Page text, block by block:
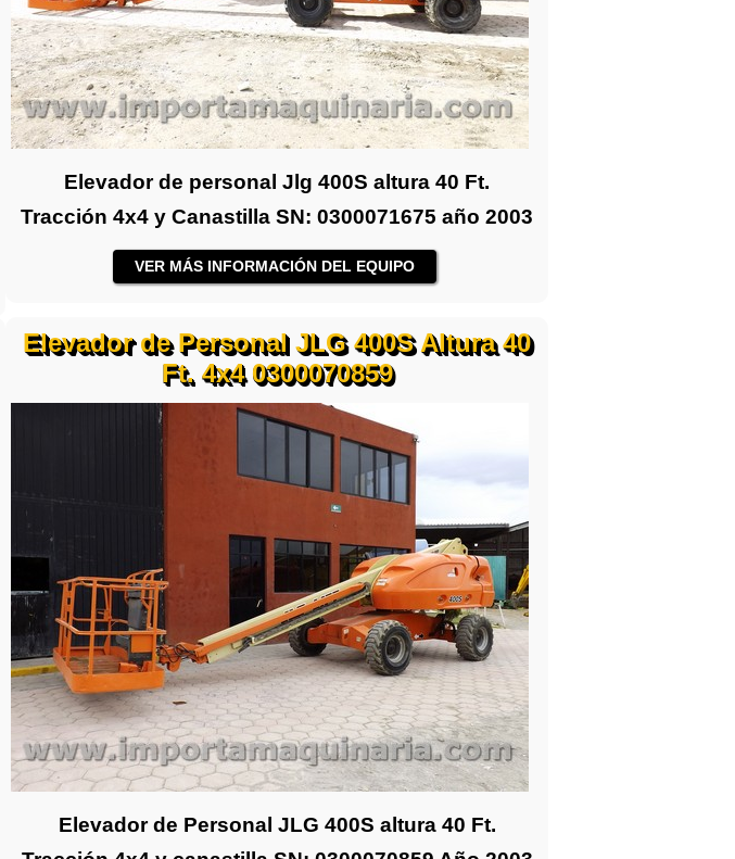
Elevador de personal Jlg 400S altura 40 Ft.
Tracción 4x4 y Canastilla SN: 0300071675 año 2003
VER MÁS INFORMACIÓN DEL EQUIPO
Elevador de Personal JLG 400S Altura 40
Ft. 4x4 0300070859
Elevador de Personal JLG 400S altura 40 Ft.